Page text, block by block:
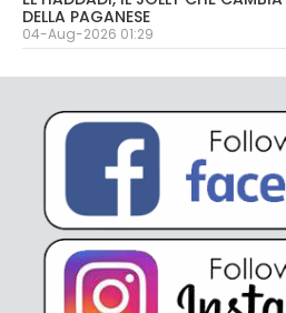
DELLA PAGANESE
04-Aug-2026 01:29